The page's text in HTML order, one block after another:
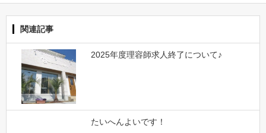
関連記事
2025年度理容師求人終了について♪
たいへんよいです！